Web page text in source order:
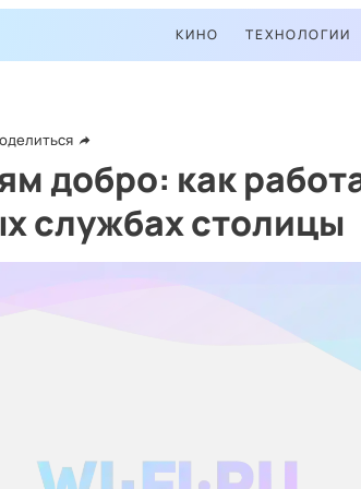
КИНО ТЕХНОЛОГИИ
добро: как
службах столицы